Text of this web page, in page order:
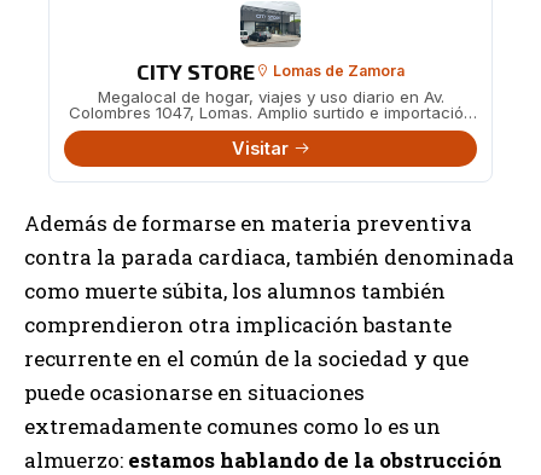
CITY STORE Lomas de Zamora
Megalocal de hogar, viajes y uso diario en Av.
Colombres 1047, Lomas. Amplio surtido e importación
directa.
Visitar
Además de formarse en materia preventiva
contra la parada cardiaca, también denominada
como muerte súbita, los alumnos también
comprendieron otra implicación bastante
recurrente en el común de la sociedad y que
puede ocasionarse en situaciones
extremadamente comunes como lo es un
almuerzo: estamos hablando de la obstrucción